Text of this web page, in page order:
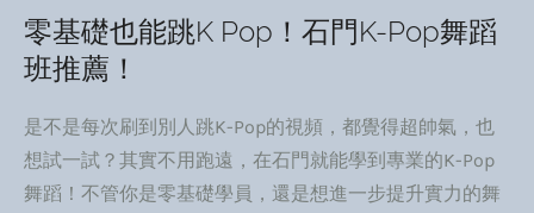
零基礎也能跳K Pop！石門K-Pop舞蹈
班推薦！
是不是每次刷到別人跳K-Pop的視頻，都覺得超帥氣，也
想試一試？其實不用跑遠，在石門就能學到專業的K-Pop
舞蹈！不管你是零基礎學員，還是想進一步提升實力的舞